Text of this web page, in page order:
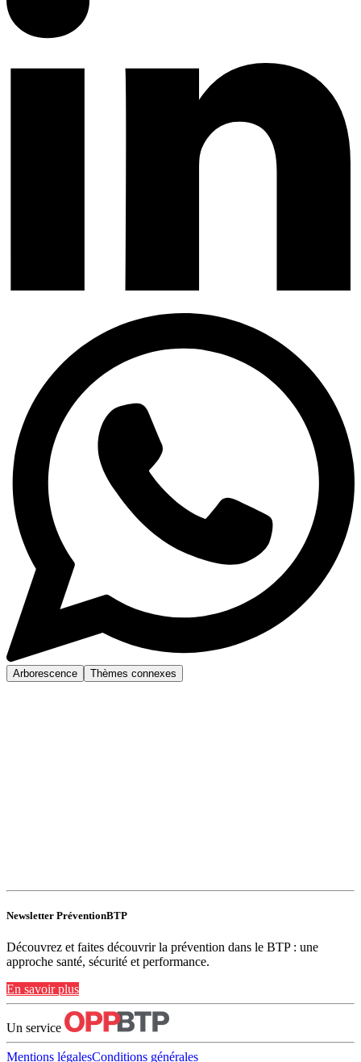
Arborescence Thèmes connexes
Newsletter PréventionBTP
Découvrez et faites découvrir la prévention dans le BTP : une
approche santé, sécurité et performance.
En savoir plus
Un service
Mentions légalesConditions générales